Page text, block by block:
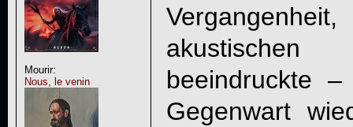
Mourir:
Nous, le venin
beeindruckte
Gegenwart